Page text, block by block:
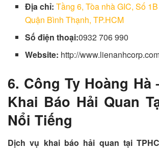
Địa chỉ:Tầng 6, Tòa nhà GIC, Số
Quận Bình Thạnh, TP.HCM
Số điện thoại:0932 706 990
Website: http://
6. Công Ty Hoàng Hà
Khai Báo Hải Quan
Nổi Tiếng
Dịch vụ khai báo hải quan tại